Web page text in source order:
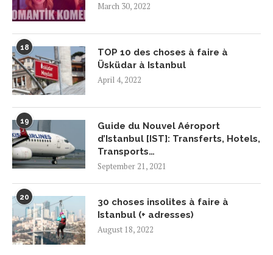
March 30, 2022
18
TOP 10 des choses à faire à
Üsküdar à Istanbul
April 4, 2022
19
Guide du Nouvel Aéroport
d’Istanbul [IST]: Transferts, Hotels,
Transports…
September 21, 2021
20
30 choses insolites à faire à
Istanbul (+ adresses)
August 18, 2022